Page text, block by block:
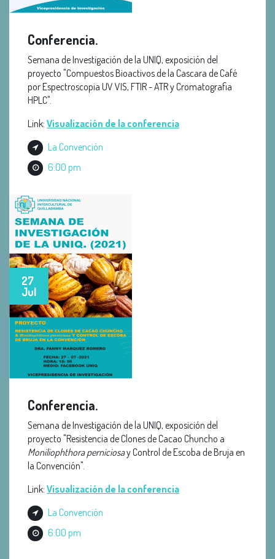
Conferencia.
Semana de Investigación de la UNIQ, exposición del
proyecto "Compuestos Bioactivos de la Cascara de Café
por Espectroscopia UV VIS, FTIR - ATR y Cromatografia
HPLC".
Link: Visualización de la conferencia
La Convención
6:00 pm
27
Jul
Conferencia.
Semana de Investigación de la UNIQ, exposición del
proyecto "Resistencia de Clones de Cacao Chuncho a
Moniliophthora perniciosay Control de Escoba de Bruja en
la Convención".
Link: Visualización de la conferencia
La Convención
6:00 pm